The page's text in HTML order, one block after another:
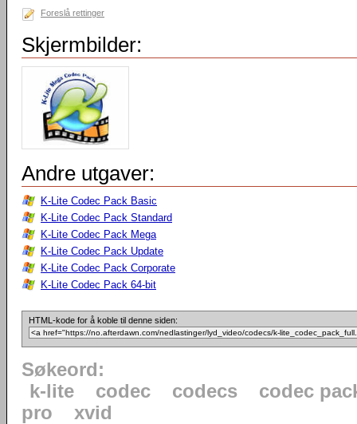
Foreslå rettinger
Skjermbilder:
Andre utgaver:
K-Lite Codec Pack Basic
K-Lite Codec Pack Standard
K-Lite Codec Pack Mega
K-Lite Codec Pack Update
K-Lite Codec Pack Corporate
K-Lite Codec Pack 64-bit
HTML-kode for å koble til denne siden:
Søkeord:
k-lite
codec codecs
codec
pro
xvid